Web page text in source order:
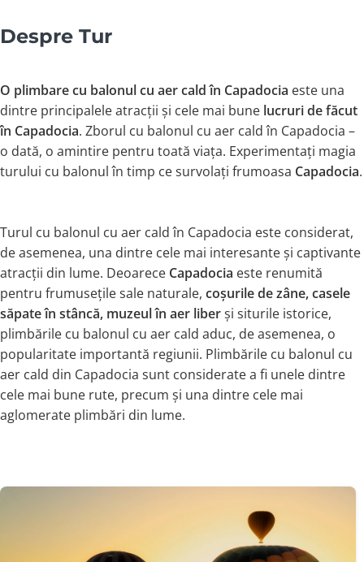
Despre Tur
O plimbare cu balonul cu aer cald în Capadocia este una
dintre principalele atracții și cele mai bune lucruri de făcut
în Capadocia. Zborul cu balonul cu aer cald în Capadocia –
o dată, o amintire pentru toată viața. Experimentați magia
turului cu balonul în timp ce survolați frumoasa Capadocia.
Turul cu balonul cu aer cald în Capadocia este considerat,
de asemenea, una dintre cele mai interesante și captivante
atracții din lume. Deoarece Capadocia este renumită
pentru frumusețile sale naturale, coșurile de zâne, casele
săpate în stâncă, muzeul în aer liberși siturile istorice,
plimbările cu balonul cu aer cald aduc, de asemenea, o
popularitate importantă regiunii. Plimbările cu balonul cu
aer cald din Capadocia sunt considerate a fi unele dintre
cele mai bune rute, precum și una dintre cele mai
aglomerate plimbări din lume.